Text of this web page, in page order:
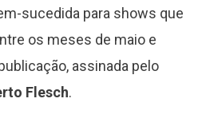
sucedida para shows que
os meses de maio e
assinada pelo
Flesch.